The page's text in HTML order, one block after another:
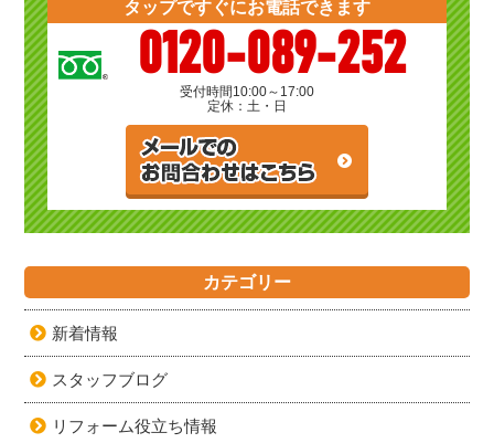
タップですぐにお電話できます
0120-089-252
受付時間 10:00～17:00
定休：土・日
カテゴリー
新着情報
スタッフブログ
リフォーム役立ち情報